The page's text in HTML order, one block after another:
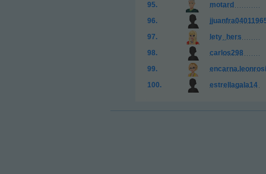
motard
lety_hers
carlos298
estrellagala14